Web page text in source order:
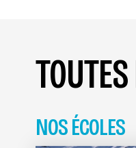
NOS ÉCOLES